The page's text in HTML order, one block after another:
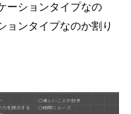
ーションタイプなの
ョンタイプなのか割り